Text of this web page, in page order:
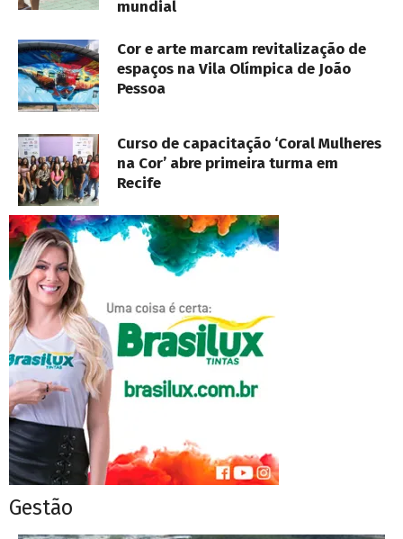
mundial
Cor e arte marcam revitalização de
espaços na Vila Olímpica de João
Pessoa
Curso de capacitação ‘Coral Mulheres
na Cor’ abre primeira turma em
Recife
Gestão